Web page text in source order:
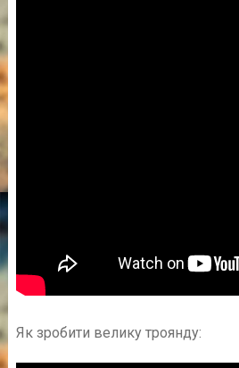
Як зробити велику троянду: